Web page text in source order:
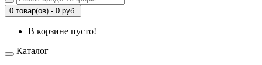
0 товар(ов) - 0 руб.
В корзине пусто!
Каталог